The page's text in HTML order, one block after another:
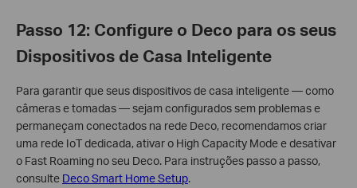
Passo 12: Configure o Deco para os seus
Dispositivos de Casa Inteligente
Para garantir que seus dispositivos de casa inteligente — como
câmeras e tomadas — sejam configurados sem problemas e
permaneçam conectados na rede Deco, recomendamos criar
uma rede IoT dedicada, ativar o High Capacity Mode e desativar
o Fast Roaming no seu Deco. Para instruções passo a passo,
consulte Deco Smart Home Setup.